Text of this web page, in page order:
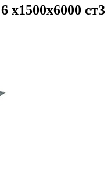
х1500х6000 ст3